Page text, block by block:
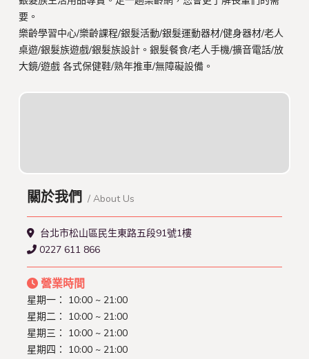
要。
樂齡學習中心/樂齡課程/銀髮活動/銀髮運動器材/健身器材/老人
桌遊/銀髮族遊戲/銀髮族設計。銀髮餐食/老人手機/擴音電話/放
大鏡/遊戲 各式保健鞋/熟年推車/無障礙設備。
關於我們 / About Us
台北市松山區民生東路五段91號1樓
0227 611 866
營業時間
星期一： 10:00 ~ 21:00
星期二： 10:00 ~ 21:00
星期三： 10:00 ~ 21:00
星期四： 10:00 ~ 21:00